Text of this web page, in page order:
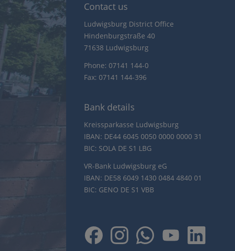
Contact us
Ludwigsburg District Office
Hindenburgstraße 40
71638 Ludwigsburg
Phone: 07141 144-0
Fax: 07141 144-396
Bank details
Kreissparkasse Ludwigsburg
IBAN: DE44 6045 0050 0000 0000 31
BIC: SOLA DE S1 LBG
VR-Bank Ludwigsburg eG
IBAN: DE58 6049 1430 0484 4840 01
BIC: GENO DE S1 VBB